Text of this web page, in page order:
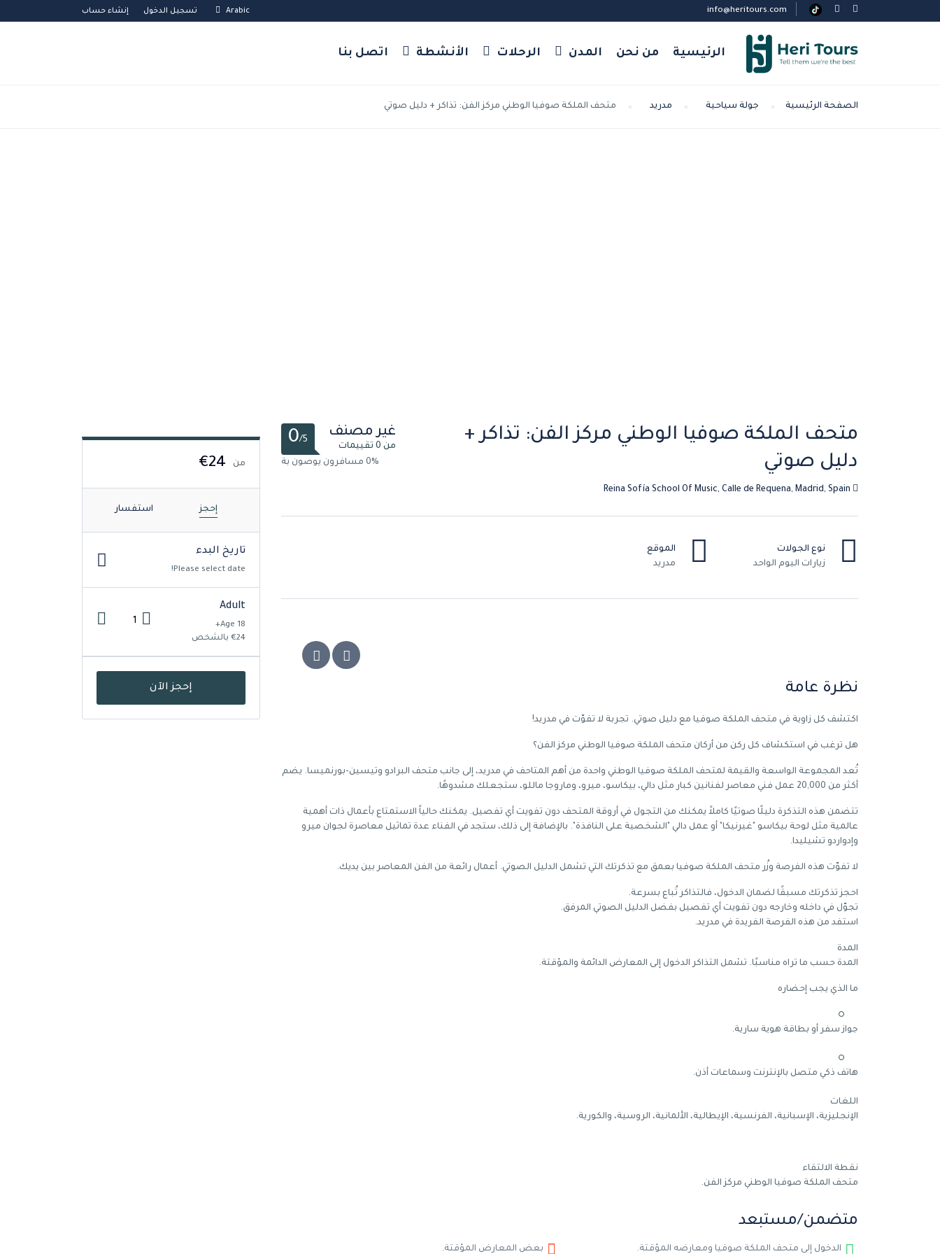
info@heritours.com تسجيل الدخول إنشاء حساب
الرئيسية من نحن المدن الرحلات الأنشطة اتصل بنا
الصفحة الرئيسية جولة سياحية مدريد متحف الملكة صوفيا الوطني مركز الفن: تذاكر + دليل صوتي
متحف الملكة صوفيا الوطني مركز الفن: تذاكر +
دليل صوتي
غير مصنف
من 0 تقييمات 0/5
0% مسافرون يوصون بة
نوع الجولات
زيارات اليوم الواحد
الموقع
مدريد
نظرة عامة
اكتشف كل زاوية في متحف الملكة صوفيا مع دليل صوتي. تجربة لا تفوّت في مدريد!
هل ترغب في استكشاف كل ركن من أركان متحف الملكة صوفيا الوطني مركز الفن؟
تُعد المجموعة الواسعة والقيمة لمتحف الملكة صوفيا الوطني واحدة من أهم المتاحف في مدريد، إلى جانب متحف البرادو وتيسين-بورنميسا. يضم
أكثر من 20,000 عمل فني معاصر لفنانين كبار مثل دالي، بيكاسو، ميرو، وماروجا ماللو، ستجعلك مشدوهًا.
تتضمن هذه التذكرة دليلًا صوتيًا كاملاً يمكنك من التجول في أروقة المتحف دون تفويت أي تفصيل. يمكنك حالياً الاستمتاع بأعمال ذات أهمية
عالمية مثل لوحة بيكاسو "غيرنيكا" أو عمل دالي "الشخصية على النافذة". بالإضافة إلى ذلك، ستجد في الفناء عدة تماثيل معاصرة لجوان ميرو
وإدواردو تشيليدا.
لا تفوّت هذه الفرصة وزُر متحف الملكة صوفيا بعمق مع تذكرتك التي تشمل الدليل الصوتي. أعمال رائعة من الفن المعاصر بين يديك.
احجز تذكرتك مسبقًا لضمان الدخول، فالتذاكر تُباع بسرعة.
تجوّل في داخله وخارجه دون تفويت أي تفصيل بفضل الدليل الصوتي المرفق.
استفد من هذه الفرصة الفريدة في مدريد.
المدة
المدة حسب ما تراه مناسبًا. تشمل التذاكر الدخول إلى المعارض الدائمة والمؤقتة.
ما الذي يجب إحضاره
جواز سفر أو بطاقة هوية سارية.
هاتف ذكي متصل بالإنترنت وسماعات أذن.
اللغات
الإنجليزية، الإسبانية، الفرنسية، الإيطالية، الألمانية، الروسية، والكورية.
نقطة الالتقاء
متحف الملكة صوفيا الوطني مركز الفن.
متضمن/مستبعد
الدخول إلى متحف الملكة صوفيا ومعارضه المؤقتة. بعض المعارض المؤقتة.
من €24
إحجز استفسار
تاريخ البدء
Please select date!
Adult
Age 18+
€24 بالشخص
إحجز الآن